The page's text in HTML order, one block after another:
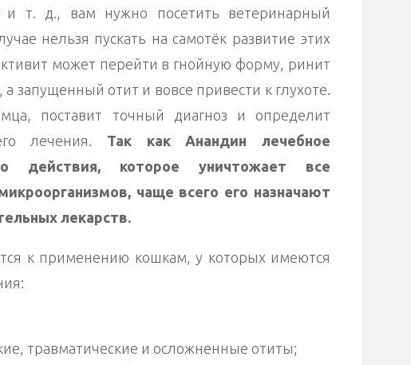
и т. д., вам нужно посетить ветеринарный
нельзя пускать на самотёк развитие этих
может перейти в гнойную форму, ринит
запущенный отит и вовсе привести к глухоте.
поставит точный диагноз и определит
лечения. Так как Анандин лечебное
действия, которое уничтожает все
чаще всего его назначают
лекарств.
к применению кошкам, у которых имеются
травматические и осложненные отиты;